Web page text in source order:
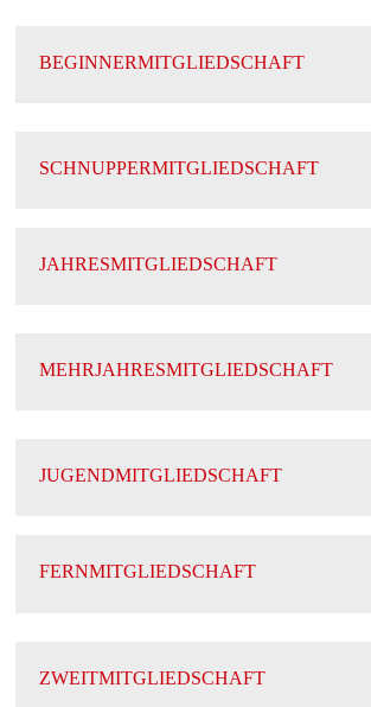
BEGINNERMITGLIEDSCHAFT
SCHNUPPERMITGLIEDSCHAFT
JAHRESMITGLIEDSCHAFT
MEHRJAHRESMITGLIEDSCHAFT
JUGENDMITGLIEDSCHAFT
FERNMITGLIEDSCHAFT
ZWEITMITGLIEDSCHAFT